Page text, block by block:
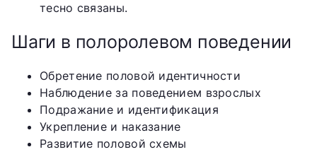
тесно связаны.
Шаги в полоролевом поведении
Обретение половой идентичности
Наблюдение за поведением взрослых
Подражание и идентификация
Укрепление и наказание
Развитие половой схемы